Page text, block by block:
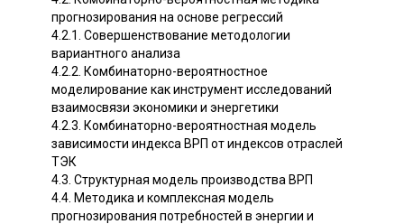
прогнозирования на основе регрессий
4.2.1. Совершенствование методологии
вариантного анализа
4.2.2. Комбинаторно-вероятностное
моделирование как инструмент исследований
взаимосвязи экономики и энергетики
4.2.3. Комбинаторно-вероятностная модель
зависимости индекса ВРП от индексов отраслей
ТЭК
4.3. Структурная модель производства ВРП
4.4. Методика и комплексная модель
прогнозирования потребностей в энергии и